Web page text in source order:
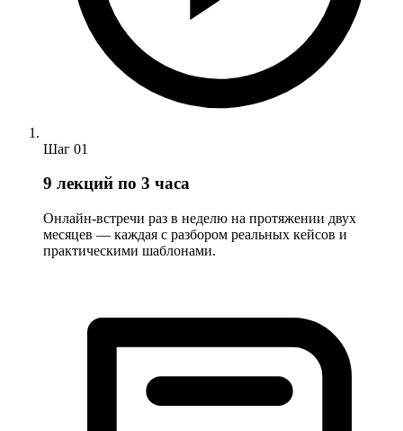
Шаг 01
9 лекций по 3 часа
Онлайн-встречи раз в неделю на протяжении двух
месяцев — каждая с разбором реальных кейсов и
практическими шаблонами.